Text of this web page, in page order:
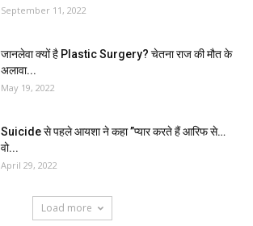
September 11, 2022
जानलेवा क्यों है Plastic Surgery? चेतना राज की मौत के
अलावा...
May 19, 2022
Suicide से पहले आयशा ने कहा ”प्यार करते हैं आरिफ से…
वो...
April 29, 2022
Load more